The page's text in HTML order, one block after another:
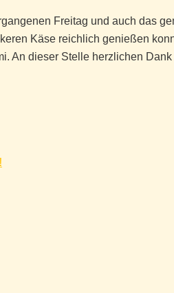
Freitag und auch das
Käse reichlich genießen
An dieser Stelle herzlichen Dank